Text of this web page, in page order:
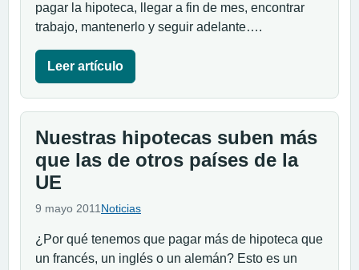
pagar la hipoteca, llegar a fin de mes, encontrar
trabajo, mantenerlo y seguir adelante….
Leer artículo
Nuestras hipotecas suben más
que las de otros países de la
UE
9 mayo 2011 Noticias
¿Por qué tenemos que pagar más de hipoteca que
un francés, un inglés o un alemán? Esto es un